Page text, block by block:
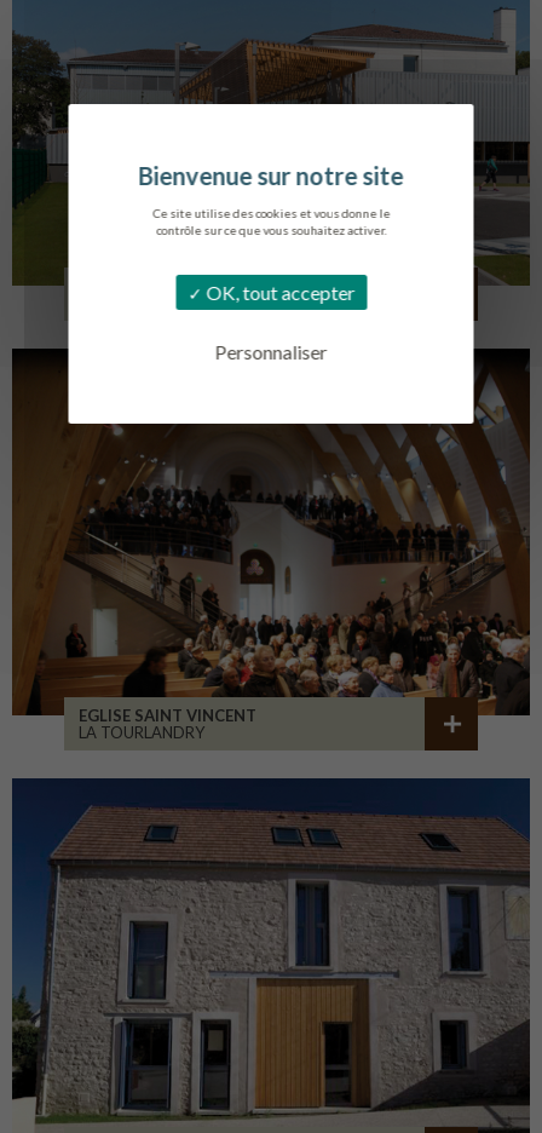
Ce site utilise des cookies et vous donne le
contrôle sur ce que vous souhaitez activer.
OK, tout accepter
Personnaliser
COLLÈGE MONTMORENCY
BOURBONNE-LES-BAINS
EGLISE SAINT VINCENT
LA TOURLANDRY